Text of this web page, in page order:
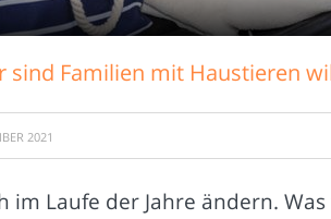
sind Familien mit Haustieren
2021
im Laufe der Jahre ändern.